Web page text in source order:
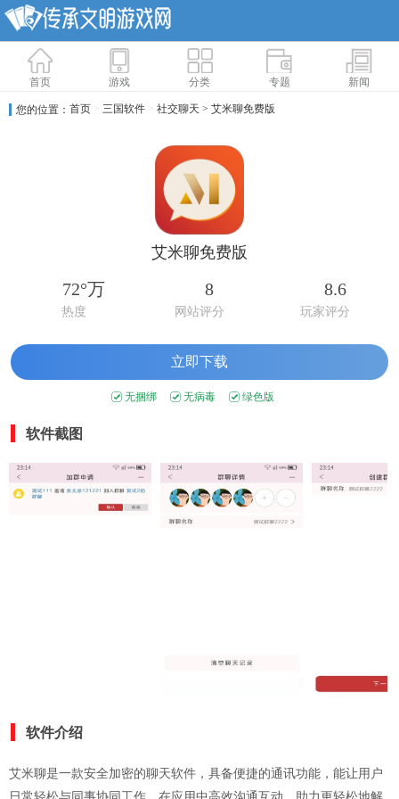
首页 游戏 分类 专题 新闻
您的位置： 首页 > 三国软件 > 社交聊天 > 艾米聊免费版
艾米聊免费版
72°万
热度
8
网站评分
8.6
玩家评分
立即下载
无捆绑 无病毒 绿色版
软件截图
软件介绍
艾米聊是一款安全加密的聊天软件，具备便捷的通讯功能，能让用户